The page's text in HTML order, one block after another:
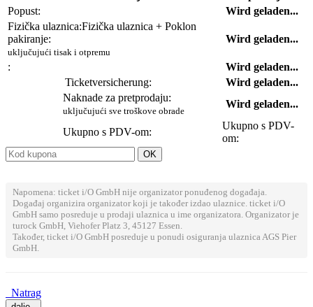
Popust:
Wird geladen...
Fizička ulaznica:Fizička ulaznica + Poklon
pakiranje:
uključujući tisak i otpremu
Wird geladen...
:
Wird geladen...
Ticketversicherung:
Wird geladen...
Naknade za pretprodaju:
uključujući sve troškove obrade
Wird geladen...
Ukupno s PDV-om:
Ukupno s PDV-
om:
Napomena: ticket i/O GmbH nije organizator ponuđenog događaja.
Događaj organizira organizator koji je također izdao ulaznice. ticket i/O
GmbH samo posreduje u prodaji ulaznica u ime organizatora. Organizator je
turock GmbH, Viehofer Platz 3, 45127 Essen.
Također, ticket i/O GmbH posreduje u ponudi osiguranja ulaznica AGS Pier
GmbH.
Natrag